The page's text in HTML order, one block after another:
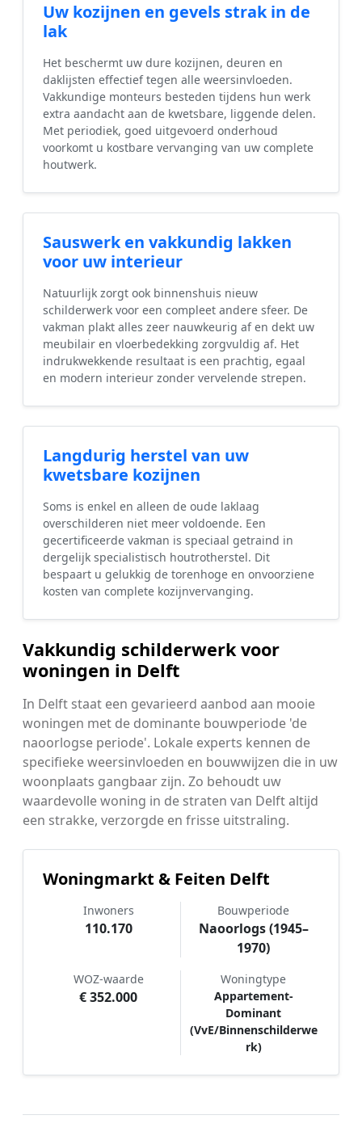
Uw kozijnen en gevels strak in de
lak
Het beschermt uw dure kozijnen, deuren en
daklijsten effectief tegen alle weersinvloeden.
Vakkundige monteurs besteden tijdens hun werk
extra aandacht aan de kwetsbare, liggende delen.
Met periodiek, goed uitgevoerd onderhoud
voorkomt u kostbare vervanging van uw complete
houtwerk.
Sauswerk en vakkundig lakken
voor uw interieur
Natuurlijk zorgt ook binnenshuis nieuw
schilderwerk voor een compleet andere sfeer. De
vakman plakt alles zeer nauwkeurig af en dekt uw
meubilair en vloerbedekking zorgvuldig af. Het
indrukwekkende resultaat is een prachtig, egaal
en modern interieur zonder vervelende strepen.
Langdurig herstel van uw
kwetsbare kozijnen
Soms is enkel en alleen de oude laklaag
overschilderen niet meer voldoende. Een
gecertificeerde vakman is speciaal getraind in
dergelijk specialistisch houtrotherstel. Dit
bespaart u gelukkig de torenhoge en onvoorziene
kosten van complete kozijnvervanging.
Vakkundig schilderwerk voor
woningen in Delft
In Delft staat een gevarieerd aanbod aan mooie
woningen met de dominante bouwperiode 'de
naoorlogse periode'. Lokale experts kennen de
specifieke weersinvloeden en bouwwijzen die in uw
woonplaats gangbaar zijn. Zo behoudt uw
waardevolle woning in de straten van Delft altijd
een strakke, verzorgde en frisse uitstraling.
Woningmarkt & Feiten Delft
Inwoners
110.170
Bouwperiode
Naoorlogs (1945–
1970)
WOZ-waarde
€ 352.000
Woningtype
Appartement-
Dominant
(VvE/Binnenschilderwe
rk)